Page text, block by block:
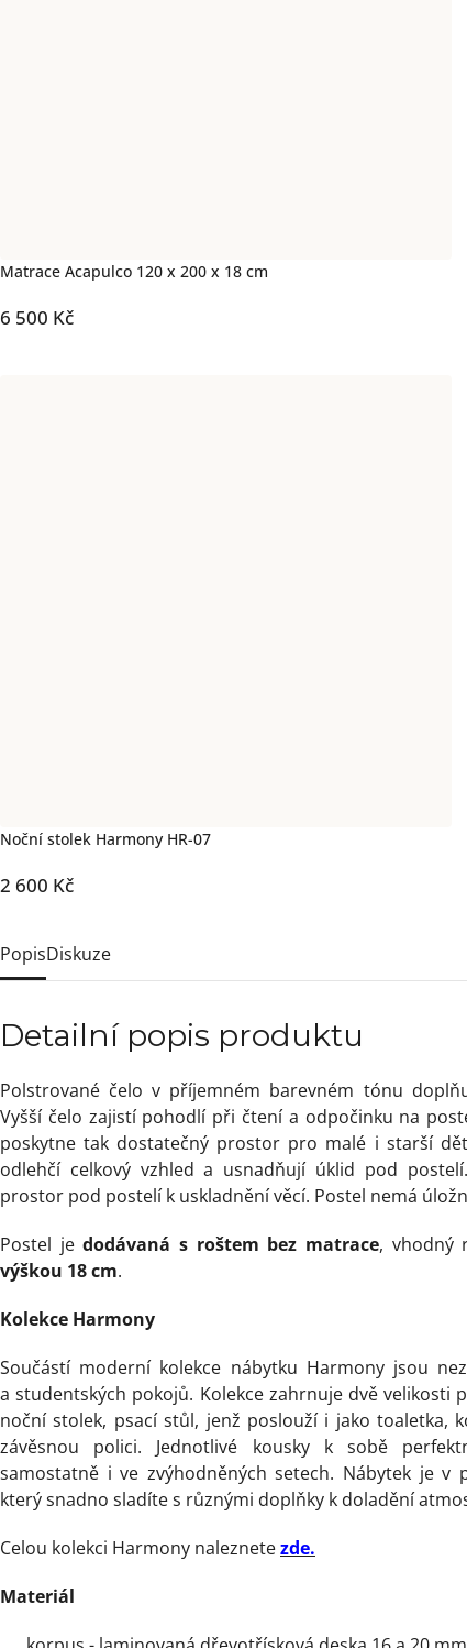
Matrace Acapulco 120 x 200 x 18 cm
6 500 Kč
Noční stolek Harmony HR-07
2 600 Kč
PopisDiskuze
Detailní popis produktu
Polstrované čelo v příjemném barevném tónu
Vyšší čelo zajistí pohodlí při čtení a odpočinku na
poskytne tak dostatečný prostor pro malé i starší
odlehčí celkový vzhled a usnadňují úklid pod
prostor pod postelí k uskladnění věcí. Postel nemá
Postel jedodávaná s roštem bez matrace, vhodný
výškou 18 cm.
Kolekce Harmony
Součástí moderní kolekce nábytku Harmony jsou
a studentských pokojů. Kolekce zahrnuje dvě velikosti
noční stolek, psací stůl, jenž poslouží i jako toaletka,
závěsnou polici. Jednotlivé kousky k sobě
samostatně i ve zvýhodněných setech. Nábytek je v
který snadno sladíte s různými doplňky k doladění
Celou kolekci Harmony naleznetezde.
Materiál